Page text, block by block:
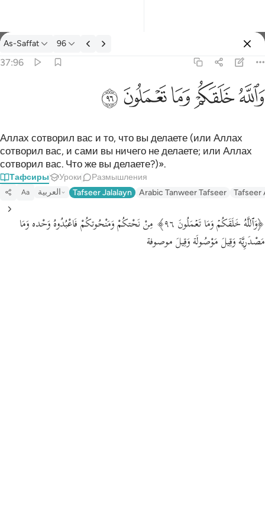
Тафсир: As-Saffat 37:96
As-Saffat 96
37:96
وَٱللَّهُ خَلَقَكُمْ وَمَا تَعْمَلُونَ ٩٦
ﲤﲥﲦﲧﲨ
Аллах сотворил вас и то, что вы делаете (или Аллах
сотворил вас, и сами вы ничего не делаете; или Аллах
сотворил вас. Что же вы делаете?)».
Тафсиры Уроки Размышления
Aa العربية Tafseer Jalalayn Arabic Tanweer Tafseer Tafseer
﴿وَٱللَّهُ خَلَقَكُمۡ وَمَا تَعۡمَلُونَ ٩٦﴾ مِنْ نَحْتكُمْ وَمَنْحُوتكُمْ فَاعْبُدُوهُ وَحْده وَمَا
مَصْدَرِيَّة وَقِيلَ مَوْصُولَة وَقِيلَ موصوفة